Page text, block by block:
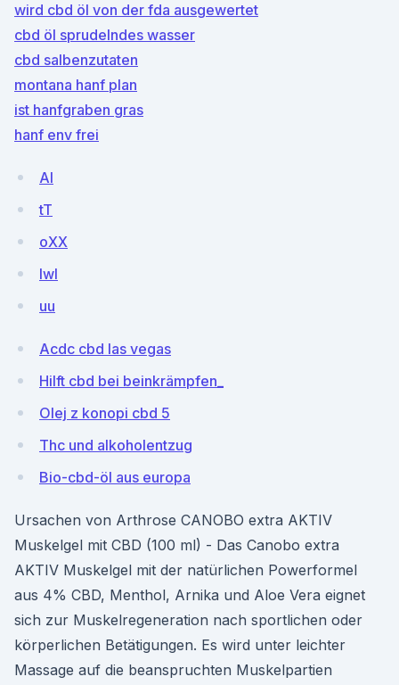
wird cbd öl von der fda ausgewertet
cbd öl sprudelndes wasser
cbd salbenzutaten
montana hanf plan
ist hanfgraben gras
hanf env frei
AI
tT
oXX
lwI
uu
Acdc cbd las vegas
Hilft cbd bei beinkrämpfen_
Olej z konopi cbd 5
Thc und alkoholentzug
Bio-cbd-öl aus europa
Ursachen von Arthrose CANOBO extra AKTIV
Muskelgel mit CBD (100 ml) - Das Canobo extra
AKTIV Muskelgel mit der natürlichen Powerformel
aus 4% CBD, Menthol, Arnika und Aloe Vera eignet
sich zur Muskelregeneration nach sportlichen oder
körperlichen Betätigungen. Es wird unter leichter
Massage auf die beanspruchten Muskelpartien